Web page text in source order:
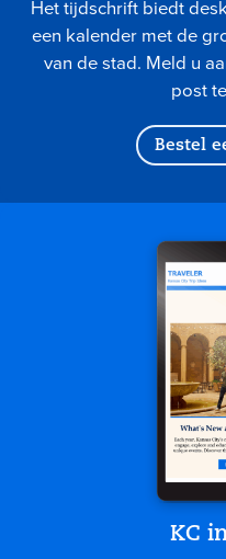
Het tijdschrift biedt
een kalender met de
van de stad. Meld u
post
Bestel
KC